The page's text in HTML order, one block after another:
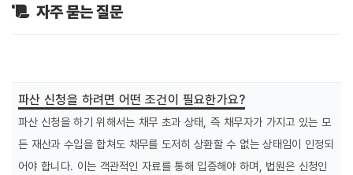
자주 묻는 질문
파산 신청을 하려면 어떤 조건이 필요한가요?
파산 신청을 하기 위해서는 채무 초과 상태, 즉 채무자가 가지고 있는 모
든 재산과 수입을 합쳐도 채무를 도저히 상환할 수 없는 상태임이 인정되
어야 합니다. 이는 객관적인 자료를 통해 입증해야 하며, 법원은 신청인